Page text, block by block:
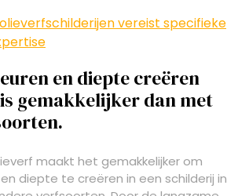
vereist specifieke
en diepte creëren
gemakkelijker dan met
maakt het gemakkelijker om
diepte te creëren in een schilderij in